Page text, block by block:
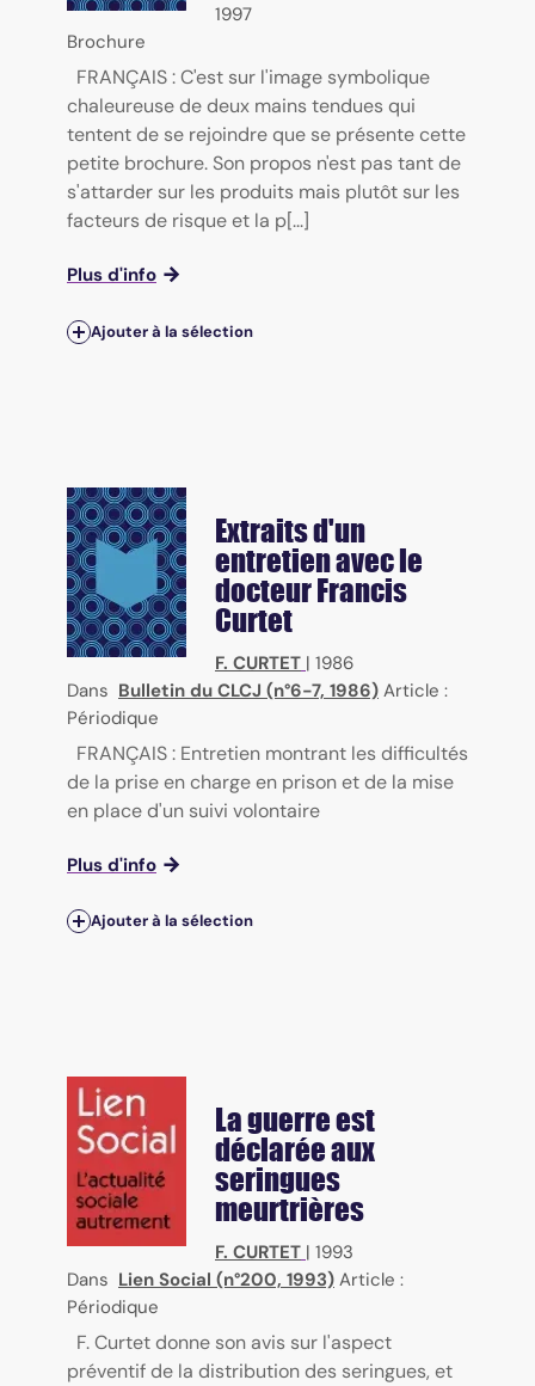
1997
Brochure
FRANÇAIS : C'est sur l'image symbolique
chaleureuse de deux mains tendues qui
tentent de se rejoindre que se présente cette
petite brochure. Son propos n'est pas tant de
s'attarder sur les produits mais plutôt sur les
facteurs de risque et la p[...]
Plus d'info
Ajouter à la sélection
Extraits d'un
entretien avec le
docteur Francis
Curtet
F. CURTET | 1986
Dans Bulletin du CLCJ (n°6-7, 1986) Article :
Périodique
FRANÇAIS : Entretien montrant les difficultés
de la prise en charge en prison et de la mise
en place d'un suivi volontaire
Plus d'info
Ajouter à la sélection
La guerre est
déclarée aux
seringues
meurtrières
F. CURTET | 1993
Dans Lien Social (n°200, 1993) Article :
Périodique
F. Curtet donne son avis sur l'aspect
préventif de la distribution des seringues, et